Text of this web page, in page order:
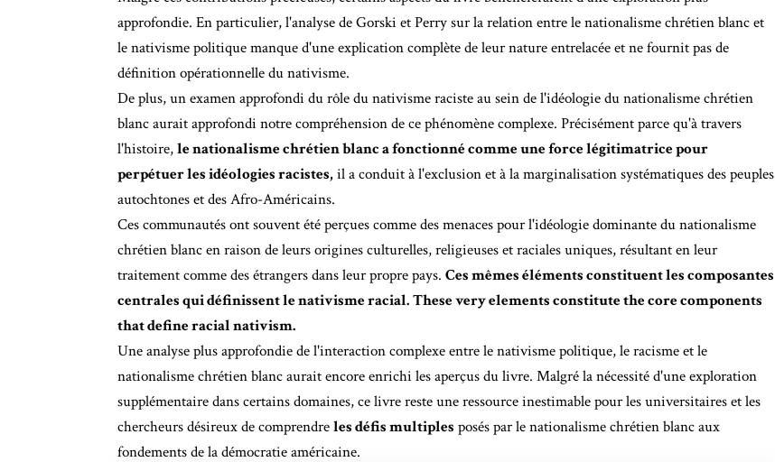
approfondie. En particulier, l'analyse de Gorski et Perry sur la relation entre le nationalisme chrétien blanc et
le nativisme politiquemanque d'une explication complète de leur nature entrelacée et ne fournit pas de
définition opérationnelle du nativisme.
De plus, un examen approfondi du rôle du nativisme raciste au sein de l'idéologie du nationalisme chrétien
blanc aurait approfondi notre compréhension de ce phénomène complexe. Précisément parce qu'à travers
l'histoire,le nationalisme chrétien blanc a fonctionné comme une force légitimatrice pour
perpétuer les idéologies racistes,il a conduit à l'exclusion et à la marginalisation systématiques des peuples
autochtones et des Afro-Américains.
Ces communautés ont souvent été perçues comme des menaces pour l'idéologie dominante du nationalisme
chrétien blanc en raison de leurs origines culturelles, religieuses et raciales uniques, résultant en leur
traitement comme des étrangers dans leur propre pays. Ces mêmes éléments constituent les composantes
centrales qui définissent le nativisme racial.These very elements constitute the core components
that define racial nativism.
Une analyse plus approfondie de l'interaction complexe entre le nativisme politique, le racisme et le
nationalisme chrétien blanc aurait encore enrichi les aperçus du livre. Malgré la nécessité d'une exploration
supplémentaire dans certains domaines, ce livre reste une ressource inestimable pour les universitaires et les
chercheurs désireux de comprendreles défis multiples posés par le nationalisme chrétien blanc aux
fondements de la démocratie américaine.